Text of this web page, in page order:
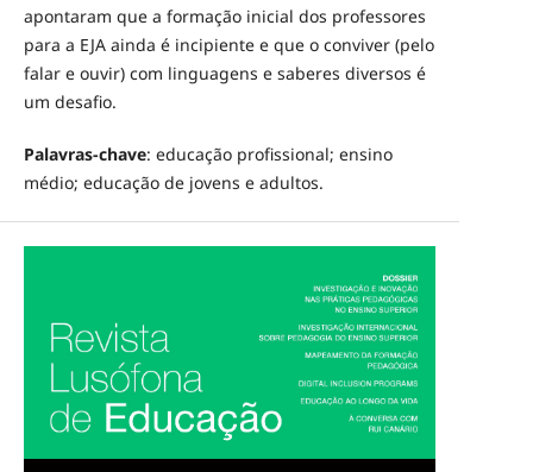
apontaram que a formação inicial dos professores
para a EJA ainda é incipiente e que o conviver (pelo
falar e ouvir) com linguagens e saberes diversos é
um desafio.
Palavras-chave: educação profissional; ensino
médio; educação de jovens e adultos.